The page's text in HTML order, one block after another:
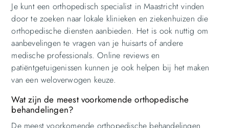
Je kunt een orthopedisch specialist in Maastricht vinden
door te zoeken naar lokale klinieken en ziekenhuizen die
orthopedische diensten aanbieden. Het is ook nuttig om
aanbevelingen te vragen van je huisarts of andere
medische professionals. Online reviews en
patiëntgetuigenissen kunnen je ook helpen bij het maken
van een weloverwogen keuze.
Wat zijn de meest voorkomende orthopedische
behandelingen?